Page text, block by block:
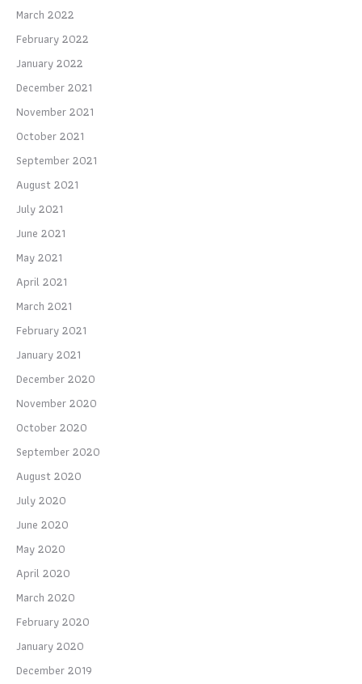
March 2022
February 2022
January 2022
December 2021
November 2021
October 2021
September 2021
August 2021
July 2021
June 2021
May 2021
April 2021
March 2021
February 2021
January 2021
December 2020
November 2020
October 2020
September 2020
August 2020
July 2020
June 2020
May 2020
April 2020
March 2020
February 2020
January 2020
December 2019